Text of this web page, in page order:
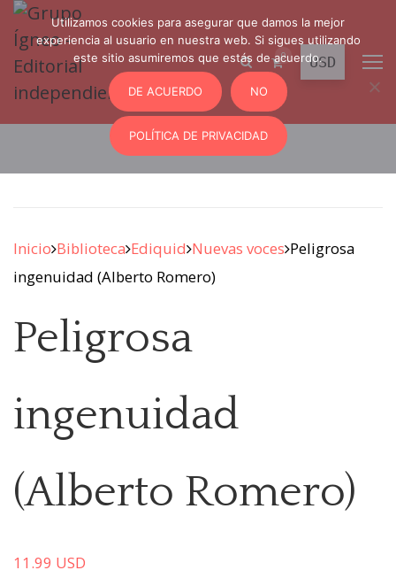
0
Inicio Biblioteca Ediquid Nuevas voces Peligrosa
ingenuidad (Alberto Romero)
Peligrosa
ingenuidad
(Alberto Romero)
11.99 USD
Utilizamos cookies para asegurar que damos la mejor
experiencia al usuario en nuestra web. Si sigues utilizando
este sitio asumiremos que estás de acuerdo.
DE ACUERDO NO
POLÍTICA DE PRIVACIDAD